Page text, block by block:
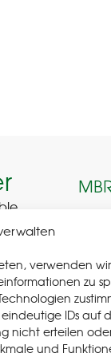
verwenden wir
zu
IDs auf
nicht erteilen
und
across